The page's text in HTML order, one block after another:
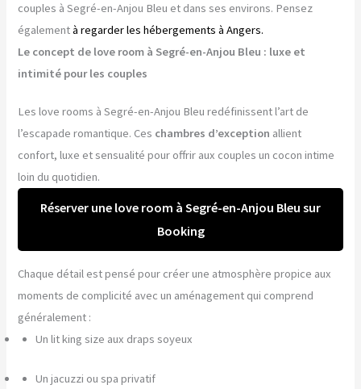
couples à Segré-en-Anjou Bleu et dans ses environs. Pensez
égalementà regarder les hébergements à Angers.
Le concept de love room à Segré-en-Anjou Bleu : luxe et
intimité pour les couples
Les love rooms à Segré-en-Anjou Bleu redéfinissent l’art de
l’escapade romantique. Ces chambres d’exception allient
confort, luxe et sensualité pour offrir aux couples un cocon intime
loin du quotidien.
Réserver une love room à Segré-en-Anjou Bleu sur
Booking
Chaque détail est pensé pour créer une atmosphère propice aux
moments de complicité avec un aménagement qui comprend
généralement :
Un lit king size aux draps soyeux
Un jacuzzi ou spa privatif